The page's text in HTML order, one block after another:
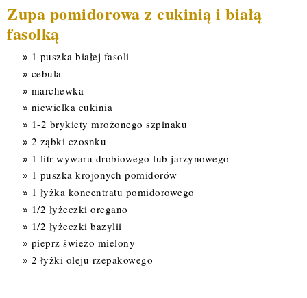
Zupa pomidorowa z cukinią i białą
fasolką
1 puszka białej fasoli
cebula
marchewka
niewielka cukinia
1-2 brykiety mrożonego szpinaku
2 ząbki czosnku
1 litr wywaru drobiowego lub jarzynowego
1 puszka krojonych pomidorów
1 łyżka koncentratu pomidorowego
1/2 łyżeczki oregano
1/2 łyżeczki bazylii
pieprz świeżo mielony
2 łyżki oleju rzepakowego